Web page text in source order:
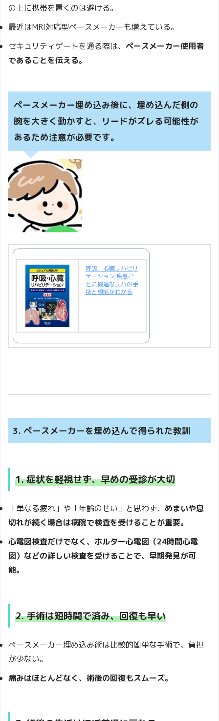
の上に携帯を置くのは避ける。
最近はMRI対応型ペースメーカーも増えている。
セキュリティゲートを通る際は、 ペースメーカー使用者
であることを伝える。
ペースメーカー埋め込み後に、埋め込んだ側の
腕を大きく動かすと、リードがズレる可能性が
あるため注意が必要です。
呼吸・心臓リハビリ
テーション 疾患ご
とに最適なリハの手
技と根拠がわかる
3. ペースメーカーを埋め込んで得られた教訓
1. 症状を軽視せず、早めの受診が大切
「単なる疲れ」や「年齢のせい」と思わず、 めまいや息
切れが続く場合は病院で検査を受けることが重要。
心電図検査だけでなく、ホルター心電図（24時間心電
図）などの詳しい検査を受けることで、早期発見が可
能。
2. 手術は短時間で済み、回復も早い
ペースメーカー埋め込み術は比較的簡単な手術で、負担
が少ない。
痛みはほとんどなく、術後の回復もスムーズ。